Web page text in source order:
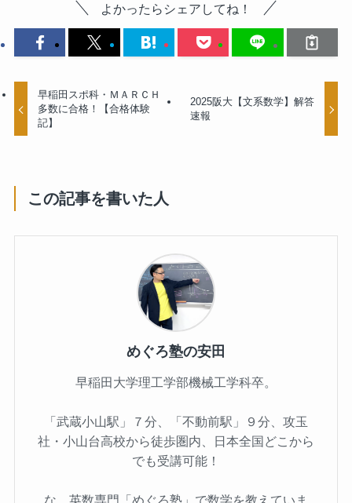
よかったらシェアしてね！
早稲田スポ科・ＭＡＲＣＨ
多数に合格！【合格体験
記】
2025阪大【文系数学】解答
速報
この記事を書いた人
めぐろ塾の安田
早稲田大学理工学部機械工学科卒。
「武蔵小山駅」７分、「不動前駅」９分、攻玉
社・小山台高校から徒歩圏内、日本全国どこから
でも受講可能！
な、英数専門「めぐろ塾」で数学を教えていま